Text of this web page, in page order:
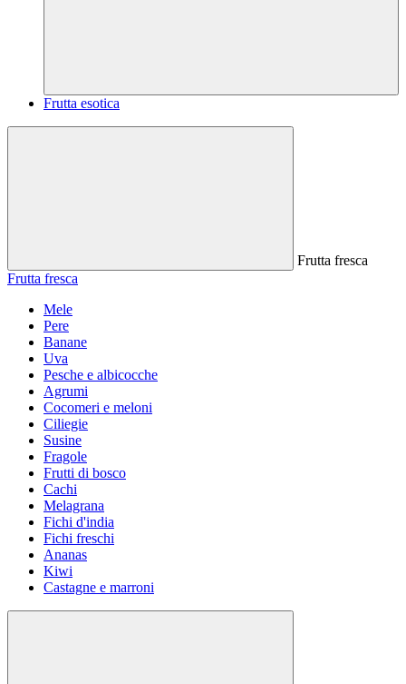
Frutta esotica
Frutta fresca
Frutta fresca
Mele
Pere
Banane
Uva
Pesche e albicocche
Agrumi
Cocomeri e meloni
Ciliegie
Susine
Fragole
Frutti di bosco
Cachi
Melagrana
Fichi d'india
Fichi freschi
Ananas
Kiwi
Castagne e marroni